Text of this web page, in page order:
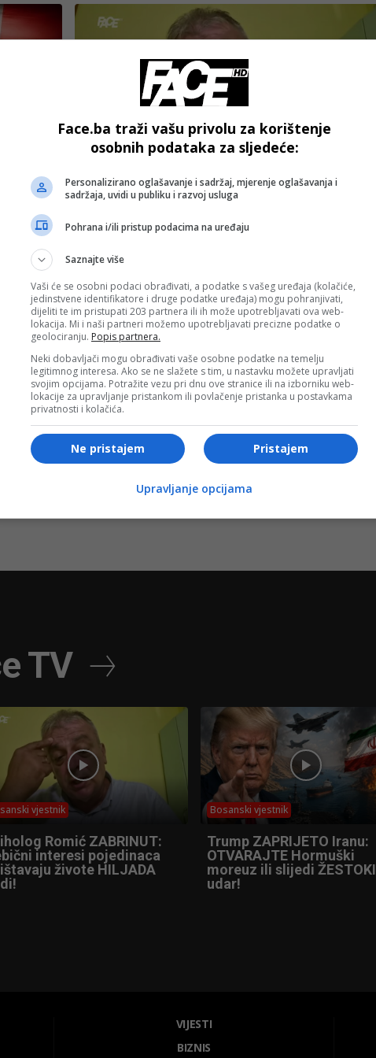
Psiholog Romić ZABRINUT: Sebični interesi
Bosanski vjestnik
PROPALI PREGOVORI za Željezaru Zenica:
Vlasnik odbio sva rješenja Vlade FBiH!
TV
vjestnik
Romić ZABRINUT:
interesi pojedinaca
živote HILJADA
Bosanski vjestnik
Trump ZAPRIJETO Iranu:
OTVARAJTE Hormuški
moreuz ili slijedi ŽESTOKI
udar!
VIJESTI
BIZNIS
Face.ba traži vašu privolu za korištenje
osobnih podataka za sljedeće:
Personalizirano oglašavanje i sadržaj, mjerenje oglašavanja i
sadržaja, uvidi u publiku i razvoj usluga
Pohrana i/ili pristup podacima na uređaju
Saznajte više
Vaši će se osobni podaci obrađivati, a podatke s vašeg uređaja (kolačiće,
jedinstvene identifikatore i druge podatke uređaja) mogu pohranjivati,
dijeliti te im pristupati 203 partnera ili ih može upotrebljavati ova web-
lokacija. Mi i naši partneri možemo upotrebljavati precizne podatke o
geolociranju. Popis partnera.
Neki dobavljači mogu obrađivati vaše osobne podatke na temelju
legitimnog interesa. Ako se ne slažete s tim, u nastavku možete upravljati
svojim opcijama. Potražite vezu pri dnu ove stranice ili na izborniku web-
lokacije za upravljanje pristankom ili povlačenje pristanka u postavkama
privatnosti i kolačića.
Pristajem
Ne pristajem
Upravljanje opcijama